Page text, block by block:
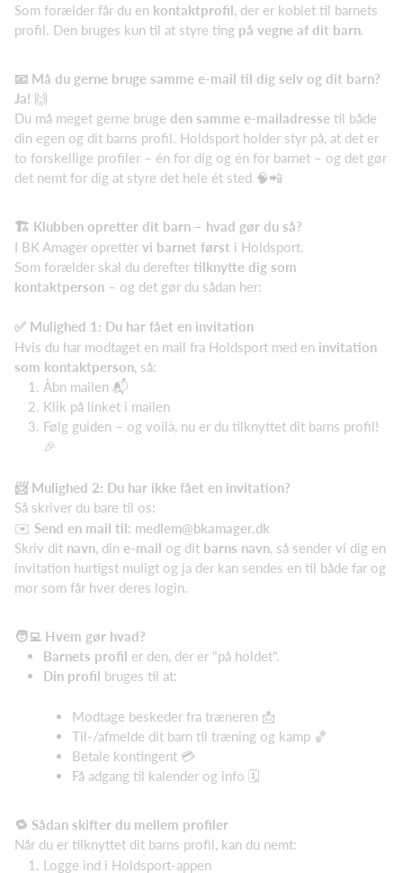
Som forælder får du en kontaktprofil, der er koblet til barnets
profil. Den bruges kun til at styre ting på vegne af dit barn.
📧 Må du gerne bruge samme e-mail til dig selv og dit barn?
Ja! 🙌
Du må meget gerne bruge den samme e-mailadresse til både
din egen og dit barns profil. Holdsport holder styr på, at det er
to forskellige profiler – én for dig og én for barnet – og det gør
det nemt for dig at styre det hele ét sted 🧠📲
🏗️ Klubben opretter dit barn – hvad gør du så?
I BK Amager opretter vi barnet først i Holdsport.
Som forælder skal du derefter tilknytte dig som
kontaktperson – og det gør du sådan her:
✅ Mulighed 1: Du har fået en invitation
Hvis du har modtaget en mail fra Holdsport med en invitation
som kontaktperson, så:
Åbn mailen 📬
Klik på linket i mailen
Følg guiden – og voilà, nu er du tilknyttet dit barns profil!
🎉
📨 Mulighed 2: Du har ikke fået en invitation?
Så skriver du bare til os:
✉️ Send en mail til: medlem@bkamager.dk
Skriv dit navn, din e-mail og dit barns navn, så sender vi dig en
invitation hurtigst muligt og ja der kan sendes en til både far og
mor som får hver deres login.
🧑‍💻 Hvem gør hvad?
Barnets profil er den, der er "på holdet".
Din profil bruges til at:
Modtage beskeder fra træneren 📩
Til-/afmelde dit barn til træning og kamp 🏀
Betale kontingent 💳
Få adgang til kalender og info 🗓️
🔁 Sådan skifter du mellem profiler
Når du er tilknyttet dit barns profil, kan du nemt:
Logge ind i Holdsport-appen